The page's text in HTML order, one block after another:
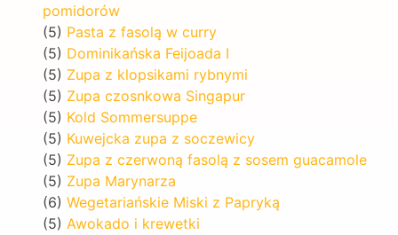
pomidorów
(5) Pasta z fasolą w curry
(5) Dominikańska Feijoada I
(5) Zupa z klopsikami rybnymi
(5) Zupa czosnkowa Singapur
(5) Kold Sommersuppe
(5) Kuwejcka zupa z soczewicy
(5) Zupa z czerwoną fasolą z sosem guacamole
(5) Zupa Marynarza
(6) Wegetariańskie Miski z Papryką
(5) Awokado i krewetki